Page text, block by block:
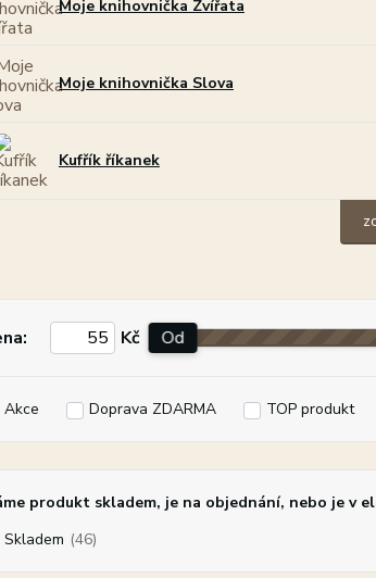
Moje knihovnička Zvířata
Moje knihovnička Slova
Kufřík říkanek
Kč Od
Akce Doprava ZDARMA TOP produkt
produkt skladem, je na objednání, nebo je v
Skladem (46)